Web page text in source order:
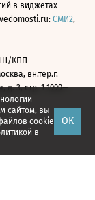
сайтом, вы
cookie
в
ОК
в виджетах
СМИ2,
КПП
вн.тер.г.
3, стр. 1 1999—